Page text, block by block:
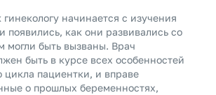
начинается с изучения
появились, как они развивались со
могли быть вызваны. Врач
быть в курсе всех особенностей
цикла пациентки, и вправе
о прошлых беременностях,